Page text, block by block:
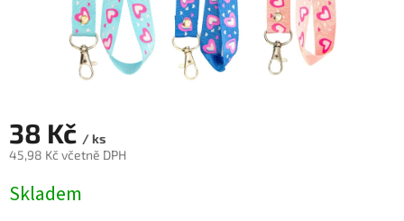
38 Kč / ks
45,98 Kč včetně DPH
cena:
Skladem